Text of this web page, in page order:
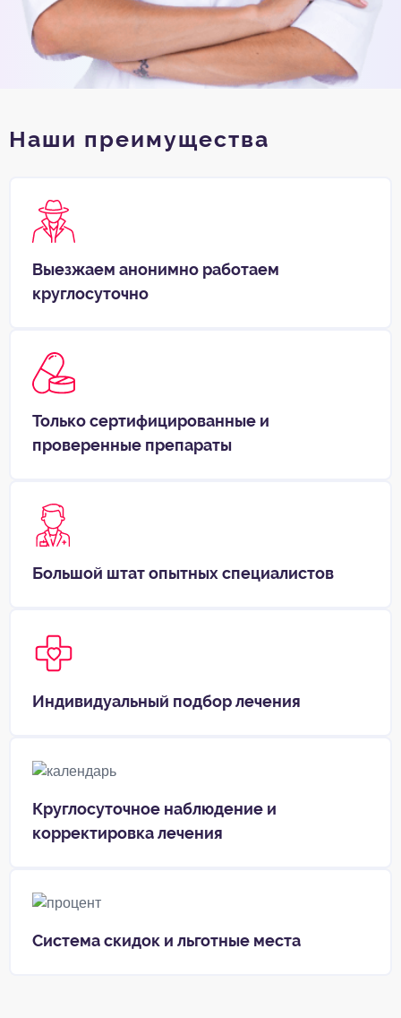
Наши преимущества
Выезжаем анонимно работаем
круглосуточно
Только сертифицированные и
проверенные препараты
Большой штат опытных специалистов
Индивидуальный подбор лечения
Круглосуточное наблюдение и
корректировка лечения
Система скидок и льготные места